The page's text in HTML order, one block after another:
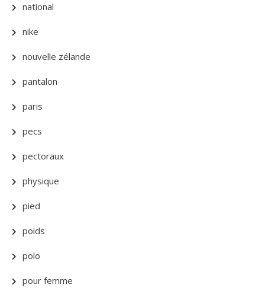
national
nike
nouvelle zélande
pantalon
paris
pecs
pectoraux
physique
pied
poids
polo
pour femme